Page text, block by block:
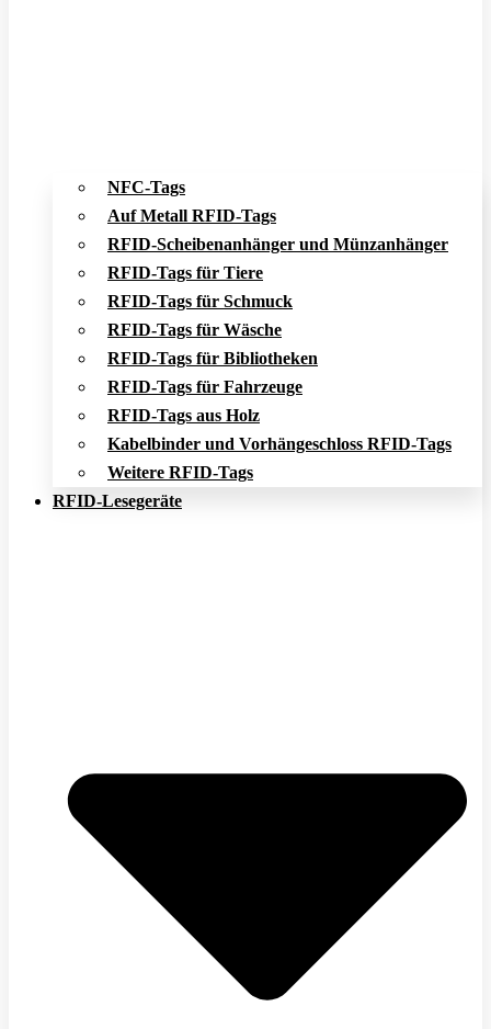
NFC-Tags
Auf Metall RFID-Tags
RFID-Scheibenanhänger und Münzanhänger
RFID-Tags für Tiere
RFID-Tags für Schmuck
RFID-Tags für Wäsche
RFID-Tags für Bibliotheken
RFID-Tags für Fahrzeuge
RFID-Tags aus Holz
Kabelbinder und Vorhängeschloss RFID-Tags
Weitere RFID-Tags
RFID-Lesegeräte